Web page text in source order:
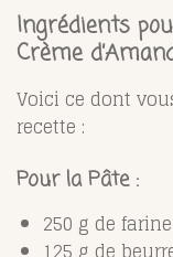
Ingrédients
Crème
Voici ce dont
recette :
Pour la Pâte :
250 g de farine